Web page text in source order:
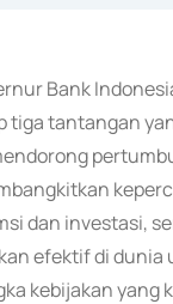
Bank
tiga tantangan
dan investasi,
efektif di dunia
kebijakan yang